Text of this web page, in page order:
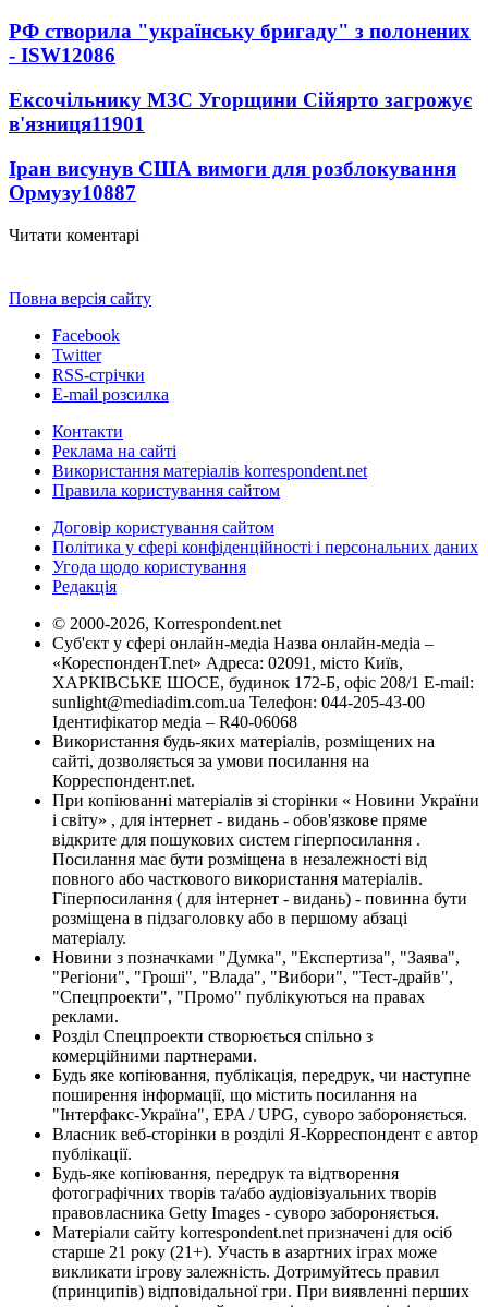
РФ створила "українську бригаду" з полонених
- ISW12086
Ексочільнику МЗС Угорщини Сійярто загрожує
в'язниця11901
Іран висунув США вимоги для розблокування
Ормузу10887
Читати коментарі
Повна версія сайту
Facebook
Twitter
RSS-стрічки
E-mail розсилка
Контакти
Реклама на сайті
Використання матеріалів korrespondent.net
Правила користування сайтом
Договір користування сайтом
Політика у сфері конфіденційності і персональних даних
Угода щодо користування
Редакція
© 2000-2026, Korrespondent.net
Суб'єкт у сфері онлайн-медіа Назва онлайн-медіа –
«КореспонденТ.net» Адреса: 02091, місто Київ,
ХАРКІВСЬКЕ ШОСЕ, будинок 172-Б, офіс 208/1 E-mail:
sunlight@mediadim.com.ua Телефон: 044-205-43-00
Ідентифікатор медіа – R40-06068
Використання будь-яких матеріалів, розміщених на
сайті, дозволяється за умови посилання на
Корреспондент.net.
При копіюванні матеріалів зі сторінки « Новини України
і світу» , для інтернет - видань - обов'язкове пряме
відкрите для пошукових систем гіперпосилання .
Посилання має бути розміщена в незалежності від
повного або часткового використання матеріалів.
Гіперпосилання ( для інтернет - видань) - повинна бути
розміщена в підзаголовку або в першому абзаці
матеріалу.
Новини з позначками "Думка", "Експертиза", "Заява",
"Регіони", "Гроші", "Влада", "Вибори", "Тест-драйв",
"Спецпроекти", "Промо" публікуються на правах
реклами.
Розділ Спецпроекти створюється спільно з
комерційними партнерами.
Будь яке копіювання, публікація, передрук, чи наступне
поширення інформації, що містить посилання на
"Інтерфакс-Україна", EPA / UPG, суворо забороняється.
Власник веб-сторінки в розділі Я-Корреспондент є автор
публікації.
Будь-яке копіювання, передрук та відтворення
фотографічних творів та/або аудіовізуальних творів
правовласника Getty Images - суворо забороняється.
Матеріали сайту korrespondent.net призначені для осіб
старше 21 року (21+). Участь в азартних іграх може
викликати ігрову залежність. Дотримуйтесь правил
(принципів) відповідальної гри. При виявленні перших